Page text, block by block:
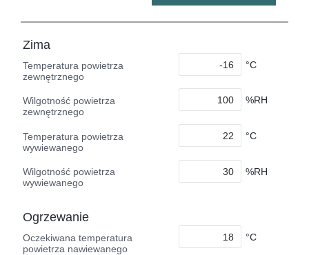
Zima
Temperatura powietrza
zewnętrznego
°C
Wilgotność powietrza
zewnętrznego
%RH
Temperatura powietrza
wywiewanego
°C
Wilgotność powietrza
wywiewanego
%RH
Ogrzewanie
Oczekiwana temperatura
powietrza nawiewanego
°C